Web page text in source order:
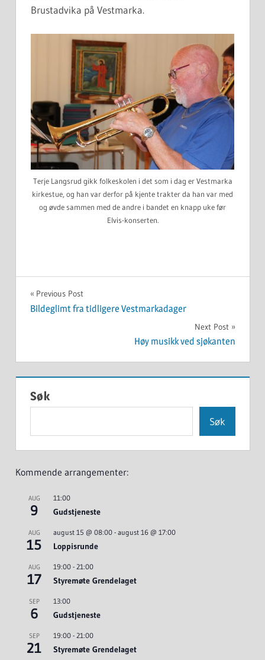
Brustadvika på Vestmarka.
Terje Langsrud gikk folkeskolen i det som i dag er Vestmarka
kirkestue, og han var derfor på kjente trakter da han var med
og øvde sammen med de andre i bandet en knapp uke før
Elvis-konserten.
UKATEGORISERT
Innleggsnavigasjon
Previous Post
Bildeglimt fra tidligere Vestmarkadager
Next Post
Høy musikk ved sjøkanten
Søk
Søk
Kommende arrangementer:
AUG
9
11:00
Gudstjeneste
AUG
15
august 15 @ 08:00- august 16 @ 17:00
Loppisrunde
AUG
17
19:00- 21:00
Styremøte Grendelaget
SEP
6
13:00
Gudstjeneste
SEP
21
19:00- 21:00
Styremøte Grendelaget